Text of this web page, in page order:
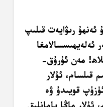
ئەنھۇ رىۋايەت قىلىپ
ئەلەيھىسسالامغا
مەن ئۇرۇق-
قىلسام، ئۇلار
قويىدۇ ۋە
ئۇلار ماڭا يامانلىق